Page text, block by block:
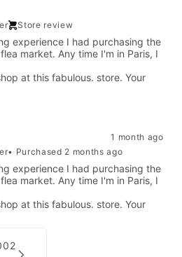
Store review
experience I had purchasing the
market. Any time I'm in Paris, I
at this fabulous. store. Your
1 month ago
• Purchased 2 months ago
experience I had purchasing the
market. Any time I'm in Paris, I
at this fabulous. store. Your